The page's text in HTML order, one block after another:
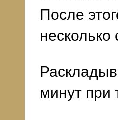
После
минут при